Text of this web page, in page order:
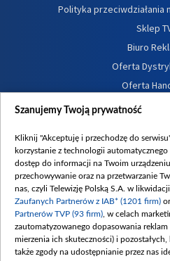
Polityka przeciwdziałania
Sklep
Biuro
Oferta
Oferta
Procedura
Szanujemy Twoją prywatność
Kliknij "Akceptuję i przechodzę do
korzystanie z technologii automatycznego
dostęp do informacji na Twoim
przechowywanie oraz na przetwarzanie
nas, czyli Telewizję Polską S.A. w likwidacji
Zaufanych Partnerów z IAB* (1201 firm)
Partnerów TVP (93 firm) , w celach
zautomatyzowanego dopasowania
mierzenia ich skuteczności) i
także zgody na udostępnianie przez nas